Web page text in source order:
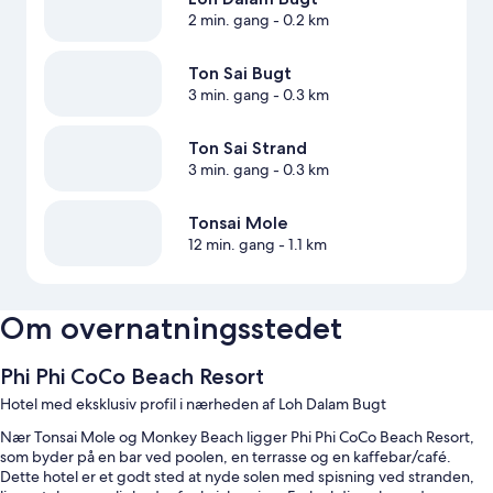
2 min. gang - 0.2 km
Ton Sai Bugt
3 min. gang - 0.3 km
Ton Sai Strand
3 min. gang - 0.3 km
Tonsai Mole
12 min. gang - 1.1 km
Om overnatningsstedet
Phi Phi CoCo Beach Resort
Hotel med eksklusiv profil i nærheden af Loh Dalam Bugt
Nær Tonsai Mole og Monkey Beach ligger Phi Phi CoCo Beach Resort,
som byder på en bar ved poolen, en terrasse og en kaffebar/café.
Dette hotel er et godt sted at nyde solen med spisning ved stranden,